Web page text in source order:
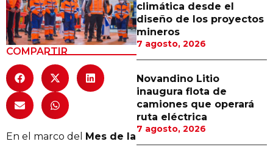
COMPARTIR
En el marco del
Mes de la
climática desde el
diseño de los proyectos
mineros
7 agosto, 2026
Novandino Litio
inaugura flota de
camiones que operará
ruta eléctrica
7 agosto, 2026